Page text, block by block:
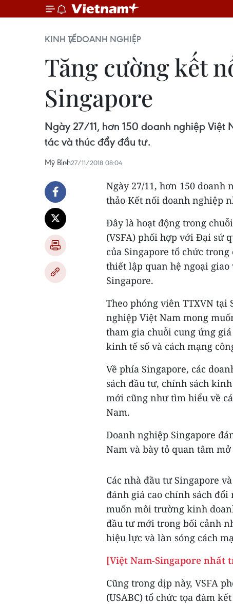
KINH TẾDOANH NGHIỆP
Tăng cường kết
Singapore
Ngày 27/11, hơn 150 doanh nghiệp
tác và thúc đẩy đầu tư.
Mỹ Bình27/11/2018 08:04
Ngày 27/11, hơn 150 doanh
thảo Kết nối doanh nghiệp
Đây là hoạt động trong
(VSFA) phối hợp với Đại sứ
của Singapore tổ chức
thiết lập quan hệ ngoại
Singapore.
Theo phóng viên TTXVN tại
nghiệp Việt Nam mong
tham gia chuỗi cung ứng
kinh tế số và cách mạng
Về phía Singapore, các
sách đầu tư, chính sách
mới cũng như tìm hiểu về
Nam.
Doanh nghiệp Singapore
Nam và bày tỏ quan tâm
Các nhà đầu tư Singapore
đánh giá cao chính sách
muốn môi trường kinh
đầu tư mới trong bối cảnh
hiệu lực và làn sóng cách
[Việt Nam-Singapore
Cũng trong dịp này, VSFA
(USABC) tổ chức tọa đàm